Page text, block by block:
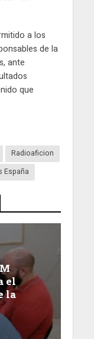
a los
de la
ante
que
Radioaficion
España
el
la